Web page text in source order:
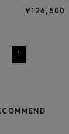
¥126,500
1